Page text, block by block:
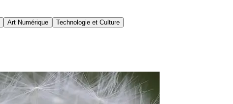
Art Numérique Technologie et Culture